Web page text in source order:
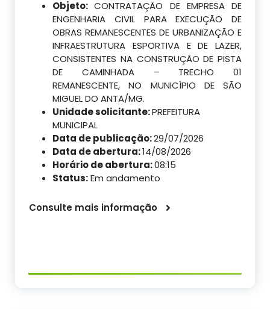
Objeto:CONTRATAÇÃO DE EMPRESA DE
ENGENHARIA CIVIL PARA EXECUÇÃO DE
OBRAS REMANESCENTES DE URBANIZAÇÃO E
INFRAESTRUTURA ESPORTIVA E DE LAZER,
CONSISTENTES NA CONSTRUÇÃO DE PISTA
DE CAMINHADA – TRECHO 01
REMANESCENTE, NO MUNICÍPIO DE SÃO
MIGUEL DO ANTA/MG.
Unidade solicitante:PREFEITURA
MUNICIPAL
Data de publicação:29/07/2026
Data de abertura:14/08/2026
Horário de abertura:08:15
Status:Em andamento
Consulte mais informação